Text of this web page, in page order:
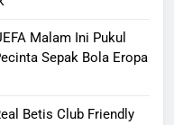
Malam Ini Pukul
Sepak Bola Eropa
Betis Club Friendly